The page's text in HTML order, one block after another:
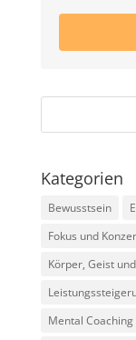
Kategorien
Bewusstsein
Fokus und
Körper, Geist
Mental